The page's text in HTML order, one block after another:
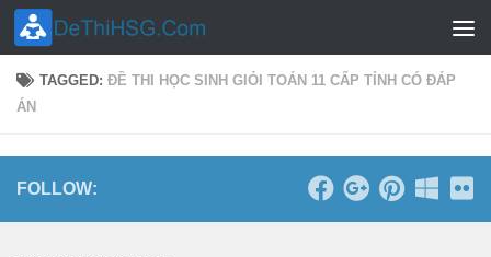
Skip to content
TAGGED:ĐỀ THI HỌC SINH GIỎI TOÁN 11 CẤP TỈNH CÓ ĐÁP
ÁN
FOLLOW: